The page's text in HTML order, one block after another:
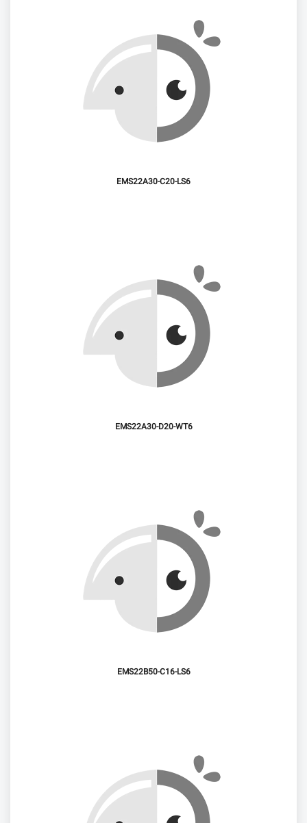
EMS22A30-C20-LS6
EMS22A30-D20-WT6
EMS22B50-C16-LS6